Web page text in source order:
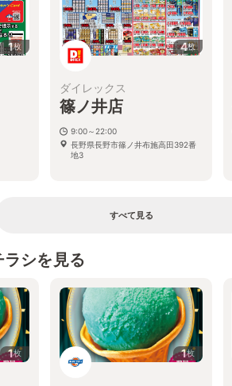
1枚 4枚
ダイレックス
篠ノ井店
9:00～22:00
長野県長野市篠ノ井布施高田392番
地3
すべて見る
シを見る
1枚 1枚